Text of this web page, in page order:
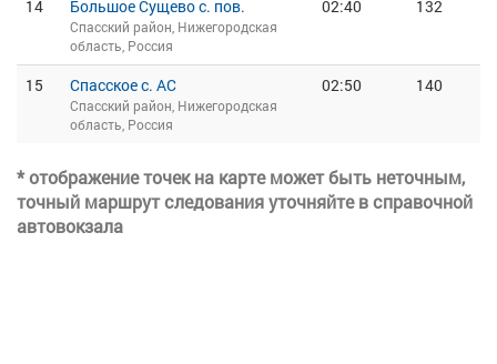
14 Большое Сущево с. пов.
Спасский район, Нижегородская
область, Россия
02:40 132
15 Спасское с. АС
Спасский район, Нижегородская
область, Россия
02:50 140
* отображение точек на карте может быть неточным,
точный маршрут следования уточняйте в справочной
автовокзала